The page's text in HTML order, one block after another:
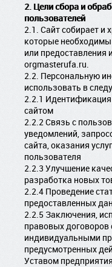
2. Цели сбора и
пользователей
2.1. Сайт собирает и
которые
или предоставления
orgmasterufa.ru.
2.2. Персональную
использовать в
2.2.1
сайтом
2.2.2 Связь с
уведомлений,
сайта, оказания
пользователя
2.2.3 Улучшение
разработка новых
2.2.4 Проведение
предоставленных
2.2.5 Заключения,
правовых
индивидуальными
предусмотренных
Уставом предприятия